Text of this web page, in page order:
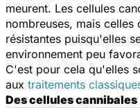
meurent. Les cellules
nombreuses, mais celles
résistantes puisqu'elles
environnement peu
C'est pour cela qu'elles
aux traitements
Des cellules cannibales